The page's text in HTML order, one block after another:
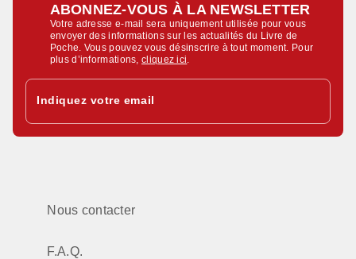
ABONNEZ-VOUS À LA NEWSLETTER
Votre adresse e-mail sera uniquement utilisée pour vous
envoyer des informations sur les actualités du Livre de
Poche. Vous pouvez vous désinscrire à tout moment. Pour
plus d’informations,cliquez ici
Indiquez votre email
Nous contacter
F.A.Q.